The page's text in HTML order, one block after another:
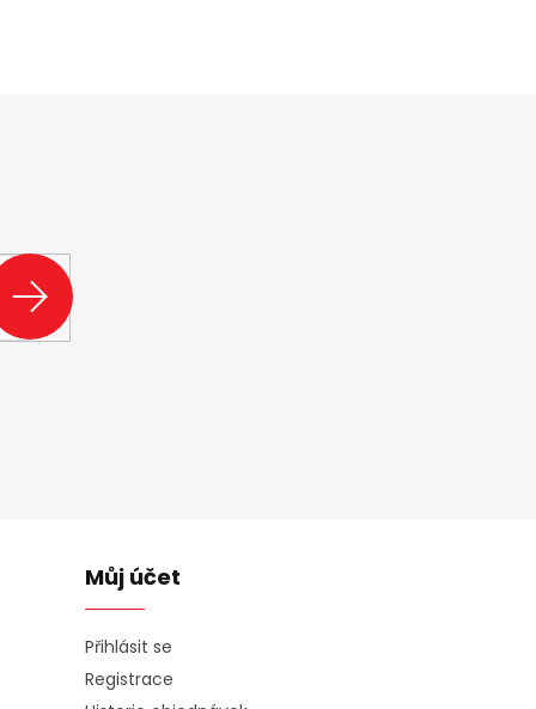
PŘIHLÁSIT
SE
Můj účet
Přihlásit se
Registrace